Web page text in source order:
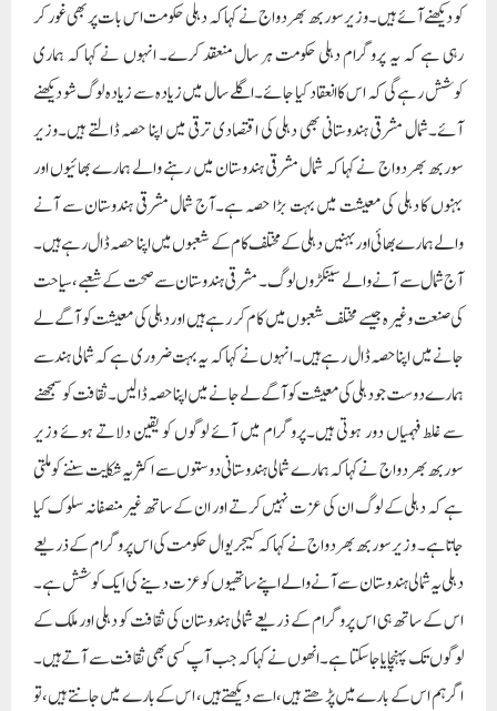
کو دیکھنے آئے ہیں۔وزیر سوربھ بھردواج نے کہا کہ دہلی حکومت اس بات پر بھی غور کر
رہی ہے کہ یہ پروگرام دہلی حکومت ہر سال منعقد کرے۔ انہوں نے کہا کہ ہماری
کوشش رہے گی کہ اس کا انعقاد کیا جائے۔ اگلے سال میں زیادہ سے زیادہ لوگ شو دیکھنے
آئے۔شمال مشرقی ہندوستانی بھی دہلی کی اقتصادی ترقی میں اپنا حصہ ڈالتے ہیں۔وزیر
سوربھ بھردواج نے کہا کہ شمال مشرقی ہندوستان میں رہنے والے ہمارے بھائیوں اور
بہنوں کا دہلی کی معیشت میں بہت بڑا حصہ ہے۔آج شمال مشرقی ہندوستان سے آنے
والے ہمارے بھائی اور بہنیں دہلی کے مختلف کام کے شعبوں میں اپنا حصہ ڈال رہے ہیں۔
آج شمال سے آنے والے سینکڑوں لوگ۔ مشرقی ہندوستان سے صحت کے شعبے، سیاحت
کی صنعت وغیرہ جیسے مختلف شعبوں میں کام کر رہے ہیں اور دہلی کی معیشت کو آگے لے
جانے میں اپنا حصہ ڈال رہے ہیں۔انہوں نے کہا کہ یہ بہت ضروری ہے کہ شمالی ہند سے
ہمارے دوست جو دہلی کی معیشت کو آگے لے جانے میں اپنا حصہ ڈالیں۔ثقافت کو سمجھنے
سے غلط فہمیاں دور ہوتی ہیں۔پروگرام میں آئے لوگوں کو یقین دلاتے ہوئے وزیر
سوربھ بھردواج نے کہا کہ ہمارے شمالی ہندوستانی دوستوں سے اکثر یہ شکایت سننے کو ملتی
ہے کہ دہلی کے لوگ ان کی عزت نہیں کرتے اور ان کے ساتھ غیر منصفانہ سلوک کیا
جاتا ہے۔ وزیر سوربھ بھردواج نے کہا کہ کیجریوال حکومت کی اس پروگرام کے ذریعے
دہلی یہ شمالی ہندوستان سے آنے والے اپنے ساتھیوں کو عزت دینے کی ایک کوشش ہے۔
اس کے ساتھ ہی اس پروگرام کے ذریعے شمالی ہندوستان کی ثقافت کو دہلی اور ملک کے
لوگوں تک پہنچایا جا سکتا ہے۔انھوں نے کہا کہ جب آپ کسی بھی ثقافت سے آتے ہیں۔
اگر ہم اس کے بارے میں پڑھتے ہیں، اسے دیکھتے ہیں، اس کے بارے میں جانتے ہیں، تو